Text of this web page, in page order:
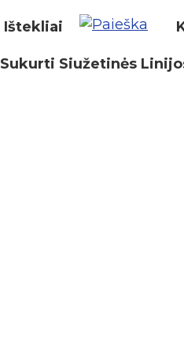
Ištekliai
Sukurti Siužetinės